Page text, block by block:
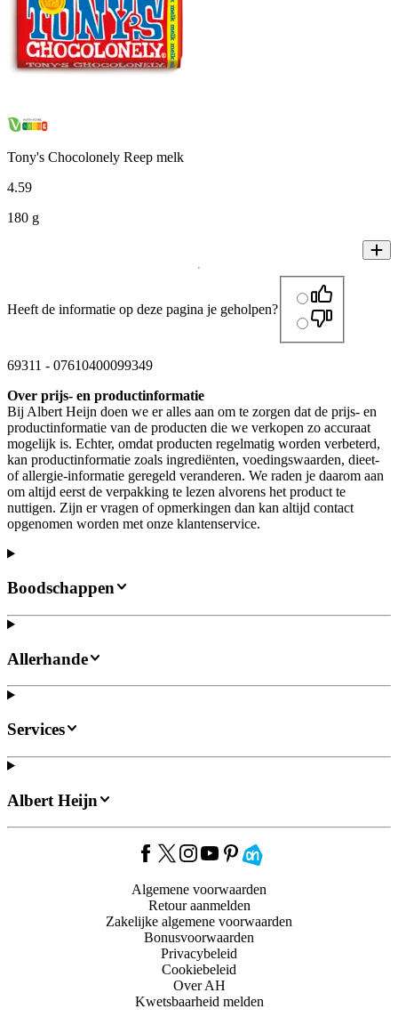
Tony's Chocolonely Reep melk
4.59
180 g
Heeft de informatie op deze pagina je geholpen?
69311 - 07610400099349
Over prijs- en productinformatie
Bij Albert Heijn doen we er alles aan om te zorgen dat de prijs- en
productinformatie van de producten die we verkopen zo accuraat
mogelijk is. Echter, omdat producten regelmatig worden verbeterd,
kan productinformatie zoals ingrediënten, voedingswaarden, dieet-
of allergie-informatie geregeld veranderen. We raden je daarom aan
om altijd eerst de verpakking te lezen alvorens het product te
nuttigen. Zijn er vragen of opmerkingen dan kan altijd contact
opgenomen worden met onze klantenservice.
Boodschappen
Allerhande
Services
Albert Heijn
Algemene voorwaarden
Retour aanmelden
Zakelijke algemene voorwaarden
Bonusvoorwaarden
Privacybeleid
Cookiebeleid
Over AH
Kwetsbaarheid melden